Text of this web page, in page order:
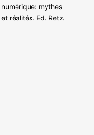
numérique: mythes
et réalités. Ed. Retz.